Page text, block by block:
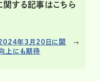
関する記事はこちら
2024年3月20日に開
上にも期待